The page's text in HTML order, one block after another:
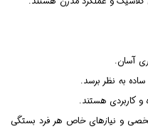
آسان.
به نظر برسد.
و کاربردی هستند.
و نیازهای خاص هر فرد بستگی